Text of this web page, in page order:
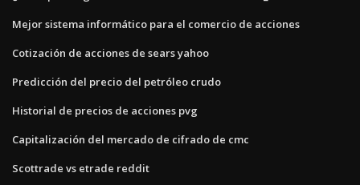
Mejor sistema informático para el comercio de acciones
Cotización de acciones de sears yahoo
Predicción del precio del petróleo crudo
Historial de precios de acciones pvg
Capitalización del mercado de cifrado de cmc
Scottrade vs etrade reddit